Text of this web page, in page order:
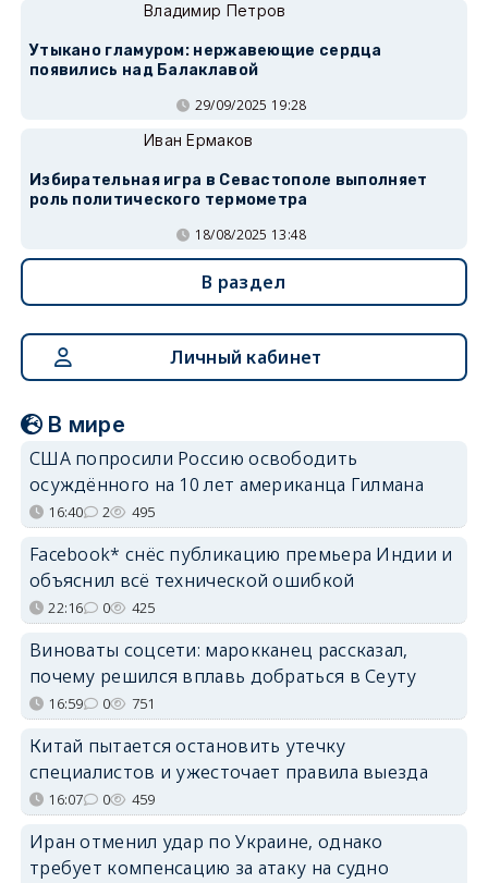
Владимир Петров
Утыкано гламуром: нержавеющие сердца
появились над Балаклавой
29/09/2025 19:28
Иван Ермаков
Избирательная игра в Севастополе выполняет
роль политического термометра
18/08/2025 13:48
В раздел
Личный кабинет
В мире
США попросили Россию освободить
осуждённого на 10 лет американца Гилмана
16:40 2 495
Facebook* снёс публикацию премьера Индии и
объяснил всё технической ошибкой
22:16 0 425
Виноваты соцсети: марокканец рассказал,
почему решился вплавь добраться в Сеуту
16:59 0 751
Китай пытается остановить утечку
специалистов и ужесточает правила выезда
16:07 0 459
Иран отменил удар по Украине, однако
требует компенсацию за атаку на судно